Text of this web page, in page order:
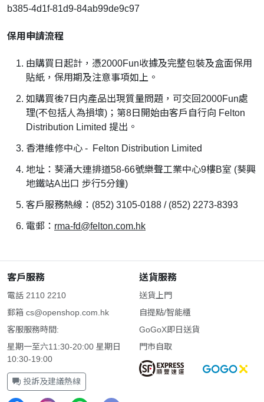
b385-4d1f-81d9-84ab99de9c97
保用申請流程
由購買日起計，憑2000Fun收據及完整包裝及盒面保用
貼紙，保用期及注意事項如上。
如購買後7日内產品出現質量問題，可交回2000Fun處
理(不包括人為損壞)；第8日開始由客戶自行向 Felton
Distribution Limited 提出。
香港維修中心 - Felton Distribution Limited
地址：葵涌大連排道58-66號樂聲工業中心9樓B室 (葵興
地鐵站A出口 步行5分鐘)
客戶服務熱線：(852) 3105-0188 / (852) 2273-8393
電郵： rma-fd@felton.com.hk
客戶服務
電話 2110 2210
郵箱 cs@openshop.com.hk
客服服務時間:
星期一至六11:30-20:00 星期日
10:30-19:00
投訴及建議熱線
送貨服務
送貨上門
自提點/智能櫃
GoGoX即日送貨
門市自取